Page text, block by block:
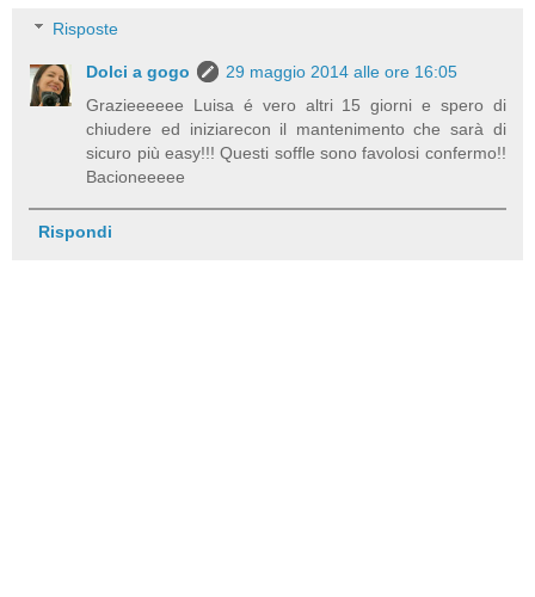
Risposte
Dolci a gogo
29 maggio 2014 alle ore 16:05
Grazieeeeee Luisa é vero altri 15 giorni e spero di
chiudere ed iniziarecon il mantenimento che sarà di
sicuro più easy!!! Questi soffle sono favolosi confermo!!
Bacioneeeee
Rispondi